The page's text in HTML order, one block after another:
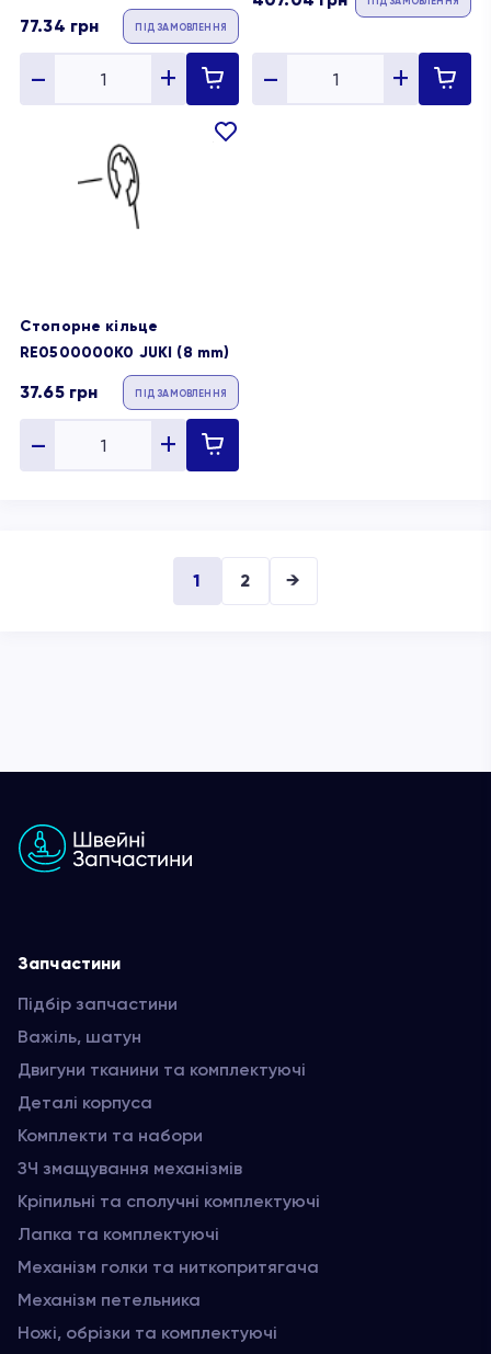
77.34 грн ПІД ЗАМОВЛЕННЯ
В
Стопорне кільце
RE0500000K0 JUKI (8 mm)
37.65 грн ПІД ЗАМОВЛЕННЯ
1 2 →
Запчастини
Підбір запчастини
Важіль, шатун
Двигуни тканини та комплектуючі
Деталі корпуса
Комплекти та набори
ЗЧ змащування механізмів
Кріпильні та сполучні комплектуючі
Лапка та комплектуючі
Механізм голки та ниткопритягача
Механізм петельника
Ножі, обрізки та комплектуючі